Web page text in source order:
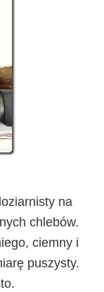
na
chlebów.
ciemny i
puszysty.